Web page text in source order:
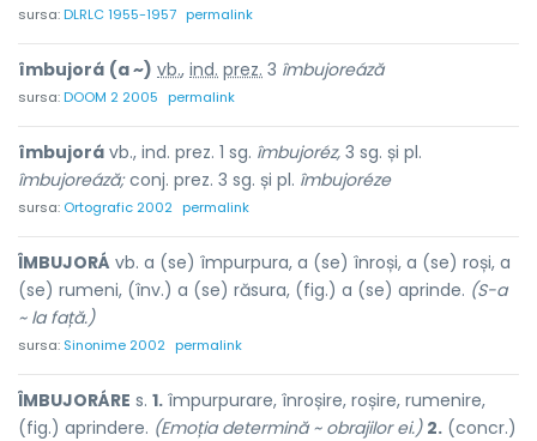
sursa:DLRLC 1955-1957 permalink
îmbujorá (a ~) vb., ind. prez. 3 îmbujoreáză
sursa:DOOM 2 2005 permalink
îmbujorá vb., ind. prez. 1 sg. îmbujoréz, 3 sg. și pl.
îmbujoreáză;conj. prez. 3 sg. și pl. îmbujoréze
sursa: Ortografic 2002 permalink
ÎMBUJORÁ vb. a (se) împurpura, a (se) înroși, a (se) roși, a
(se) rumeni, (înv.) a (se) răsura, (fig.) a (se) aprinde. (S-a
~ la față.)
sursa: Sinonime 2002 permalink
ÎMBUJORÁRE s. 1. împurpurare, înroșire, roșire, rumenire,
(fig.) aprindere. (Emoția determină ~ obrajilor ei.) 2. (concr.)